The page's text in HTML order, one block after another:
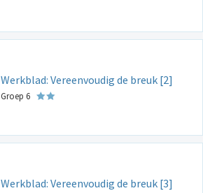
Werkblad: Vereenvoudig de breuk [2]
Groep 6
Werkblad: Vereenvoudig de breuk [3]